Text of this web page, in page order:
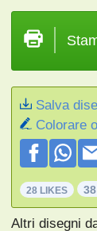
Salva
Colorare
28 LIKES 38
Altri disegni